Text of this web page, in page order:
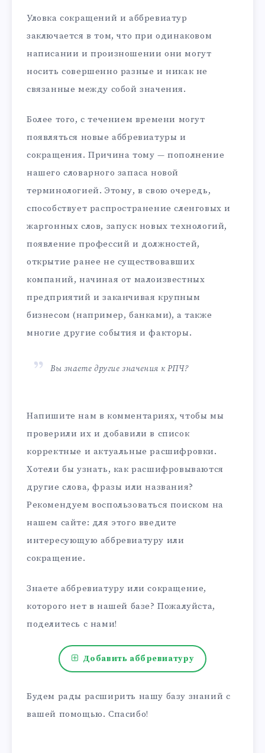
Уловка сокращений и аббревиатур
заключается в том, что при одинаковом
написании и произношении они могут
носить совершенно разные и никак не
связанные между собой значения.
Более того, с течением времени могут
появляться новые аббревиатуры и
сокращения. Причина тому — пополнение
нашего словарного запаса новой
терминологией. Этому, в свою очередь,
способствует распространение сленговых и
жаргонных слов, запуск новых технологий,
появление профессий и должностей,
открытие ранее не существовавших
компаний, начиная от малоизвестных
предприятий и заканчивая крупным
бизнесом (например, банками), а также
многие другие события и факторы.
Вы знаете другие значения к РПЧ?
Напишите нам в комментариях, чтобы мы
проверили их и добавили в список
корректные и актуальные расшифровки.
Хотели бы узнать, как расшифровываются
другие слова, фразы или названия?
Рекомендуем воспользоваться поиском на
нашем сайте: для этого введите
интересующую аббревиатуру или
сокращение.
Знаете аббревиатуру или сокращение,
которого нет в нашей базе? Пожалуйста,
поделитесь с нами!
Добавить аббревиатуру
Будем рады расширить нашу базу знаний с
вашей помощью. Спасибо!